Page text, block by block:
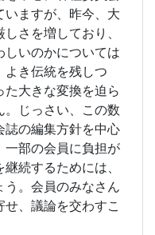
ますが、昨今、大
さを増しており、
いのかについては
よき伝統を残しつ
大きな変換を迫ら
。じっさい、この数
誌の編集方針を中心
一部の会員に負担が
続するためには、
。会員のみなさん
、議論を交わすこ